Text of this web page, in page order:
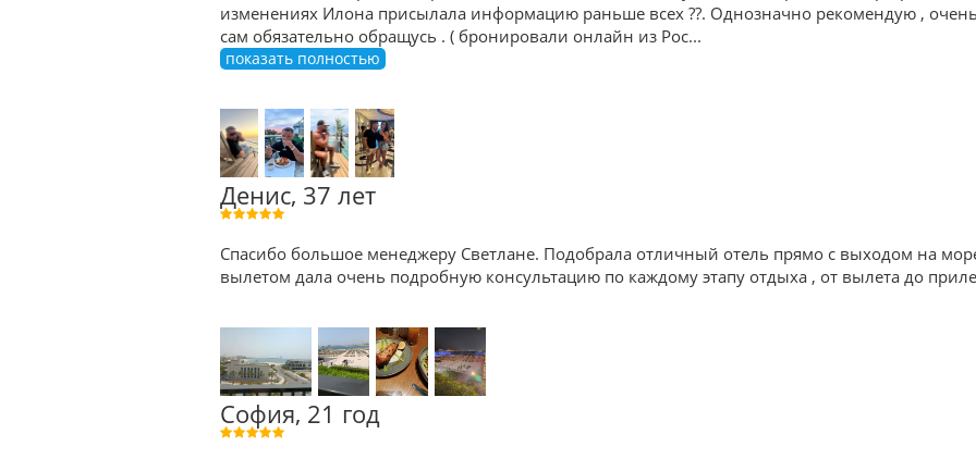
изменениях Илона присылала информацию раньше всех ??. Однозначно рекомендую ,
сам обязательно обращусь . ( бронировали онлайн из Рос...
показать полностью
Денис, 37 лет
Спасибо большое менеджеру Светлане. Подобрала отличный отель прямо с выходом на
вылетом дала очень подробную консультацию по каждому этапу отдыха , от вылета до
София, 21 год